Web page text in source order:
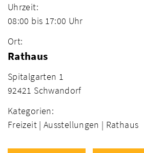
Uhrzeit:
08:00 bis 17:00 Uhr
Ort:
Rathaus
Spitalgarten 1
92421 Schwandorf
Kategorien:
Freizeit | Ausstellungen | Rathaus